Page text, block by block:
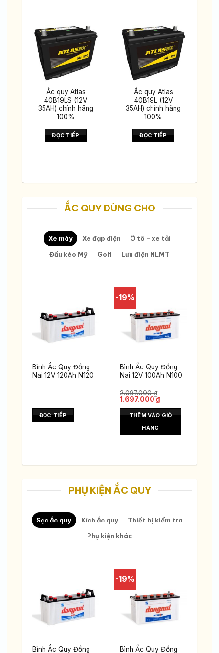
Ắc quy Atlas
40B19LS (12V
35AH) chính hãng
100%
ĐỌC TIẾP
Ắc quy Atlas
40B19L (12V
35AH) chính hãng
100%
ĐỌC TIẾP
ẮC QUY DÙNG CHO
Xe máy Xe đạp điện
Ô tô – xe tải
Đầu kéo Mỹ
Golf Lưu điện NLMT
Bình Ắc Quy Đồng
Nai 12V 120Ah N120
ĐỌC TIẾP
-19%
Bình Ắc Quy Đồng
Nai 12V 100Ah N100
2.097.000₫
Giá
2.097.000 ₫.
1.697.000₫Giá
hiện
tại
là:
THÊM VÀO GIỎ
HÀNG
PHỤ KIỆN ẮC QUY
Sạc ắc quy Kích ắc quy
Thiết bị kiểm tra
Phụ kiện khác
Bình Ắc Quy Đồng
-19%
Bình Ắc Quy Đồng